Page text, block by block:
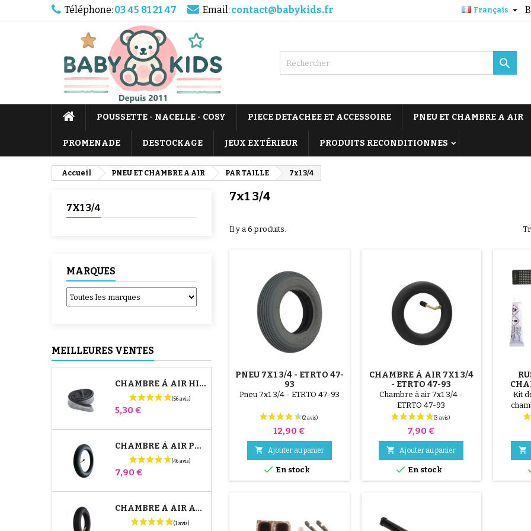
Téléphone: 03 45 81 21 47 Email: contact@babykids.fr Français 

POUSSETTE - NACELLE - COSY PIECE DETACHEE ET ACCESSOIRE PNEU ET CHAMBRE A AIR
PROMENADE DESTOCKAGE JEUX EXTÉRIEUR PRODUITS RECONDITIONNES
Accueil PNEU ET CHAMBRE A AIR PAR TAILLE 7x1 3/4
7X1 3/4
MARQUES
MEILLEURES VENTES
CHAMBRE À AIR HIGH TREK BÉBÉ CONFORT
Prix
5,30 €
CHAMBRE À AIR POUSSETTE JANÉ SLALOM PRO ET POWERTWIN
Prix
7,90 €
CHAMBRE À AIR AVANT POUSSETTE BUGABOO DONKEY
7x1 3/4
Il y a 6 produits.
PNEU 7X1 3/4 - ETRTO 47-
93
Pneu 7x1 3/4 - ETRTO 47-93
Prix
12,90 €
 Ajouter au panier
 En stock
CHAMBRE À AIR 7X1 3/4
- ETRTO 47-93
Chambre à air 7x1 3/4 -
ETRTO 47-93
Prix
7,90 €
 Ajouter au panier
 En stock
Kit
patch